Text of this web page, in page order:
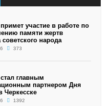
участие в работе по
памяти жертв
советского народа
373
главным
партнером Дня
Черкесске
1392